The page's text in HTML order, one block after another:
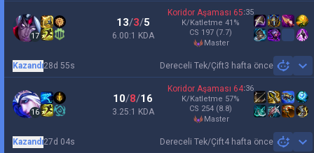
17
13/3/5
6.00:1 KDA
Koridor Aşaması 65:35
K/Katletme 41 %
CS 197 (7.7)
master
Dereceli Tek/Çift3 hafta önce
Kazandı28d 55s
16
10/8/16
3.25:1 KDA
Koridor Aşaması 64:36
K/Katletme 57%
CS 254 (8.8)
master
Dereceli Tek/Çift4 hafta önce
Kazandı27d 04s